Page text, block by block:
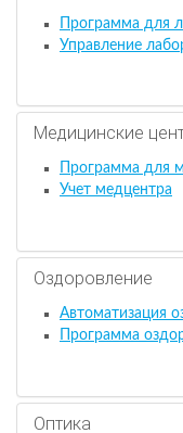
Программа для
Управление
Медицинские
Программа для
Учет медцентра
Оздоровление
Автоматизация
Программа
Оптика